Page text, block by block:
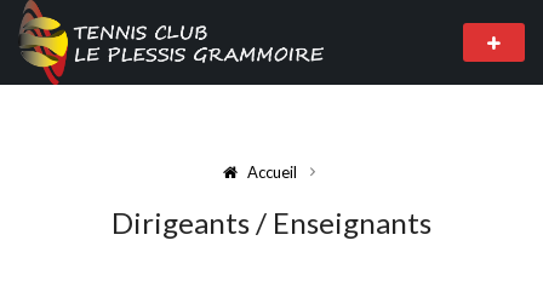
Accueil
Dirigeants / Enseignants